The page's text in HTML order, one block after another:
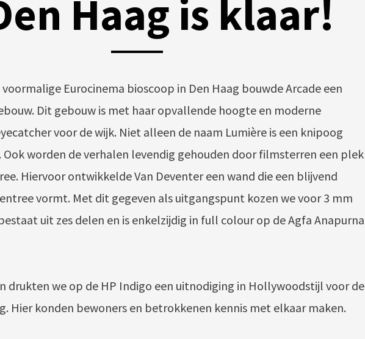
Haag is klaar!
BY
POSTED
4
2019
Eurocinema bioscoop in Den Haag bouwde Arcade een
Dit gebouw is met haar opvallende hoogte en moderne
voor de wijk. Niet alleen de naam Lumière is een knipoog
worden de verhalen levendig gehouden door filmsterren een plek
Hiervoor ontwikkelde Van Deventer een wand die een blijvend
vormt. Met dit gegeven als uitgangspunt kozen we voor 3 mm
uit zes delen en is enkelzijdig in full colour op de Agfa Anapurna
drukten we op de HP Indigo een uitnodiging in Hollywoodstijl voor de
Hier konden bewoners en betrokkenen kennis met elkaar maken.